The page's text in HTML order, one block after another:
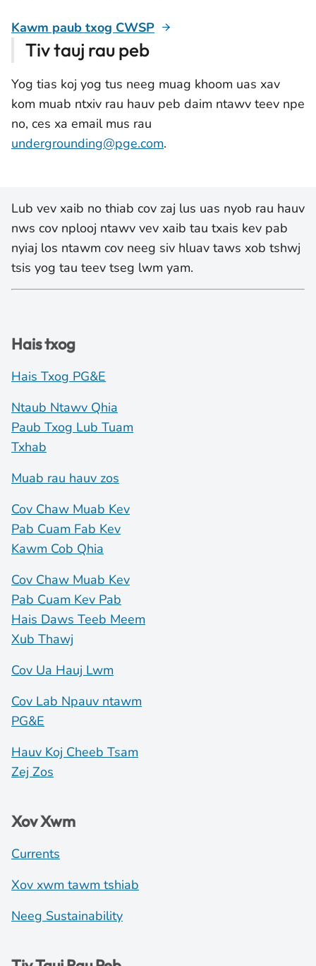
Kawm paub txog CWSP
Tiv tauj rau peb
Yog tias koj yog tus neeg muag khoom uas xav
kom muab ntxiv rau hauv peb daim ntawv teev npe
no, ces xa email mus rau
undergrounding@pge.com.
Lub vev xaib no thiab cov zaj lus uas nyob rau hauv
nws cov nplooj ntawv vev xaib tau txais kev pab
nyiaj los ntawm cov neeg siv hluav taws xob tshwj
tsis yog tau teev tseg lwm yam.
Hais txog
Hais Txog PG&E
Ntaub Ntawv Qhia
Paub Txog Lub Tuam
Txhab
Muab rau hauv zos
Cov Chaw Muab Kev
Pab Cuam Fab Kev
Kawm Cob Qhia
Cov Chaw Muab Kev
Pab Cuam Kev Pab
Hais Daws Teeb Meem
Xub Thawj
Cov Ua Hauj Lwm
Cov Lab Npauv ntawm
PG&E
Hauv Koj Cheeb Tsam
Zej Zos
Xov Xwm
Currents
Xov xwm tawm tshiab
Neeg Sustainability